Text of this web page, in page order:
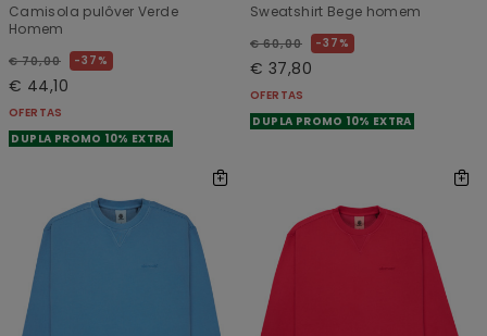
Camisola pulôver Verde
Homem
€ 70,00 37%
€ 44,10
OFERTAS
DUPLA PROMO 10% EXTRA
Sweatshirt Bege homem
€ 60,00 37%
€ 37,80
OFERTAS
DUPLA PROMO 10% EXTRA